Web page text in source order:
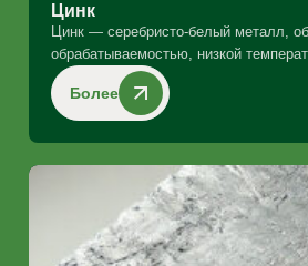
Цинк
Цинк — серебристо-белый металл,
обрабатываемостью, низкой
Более